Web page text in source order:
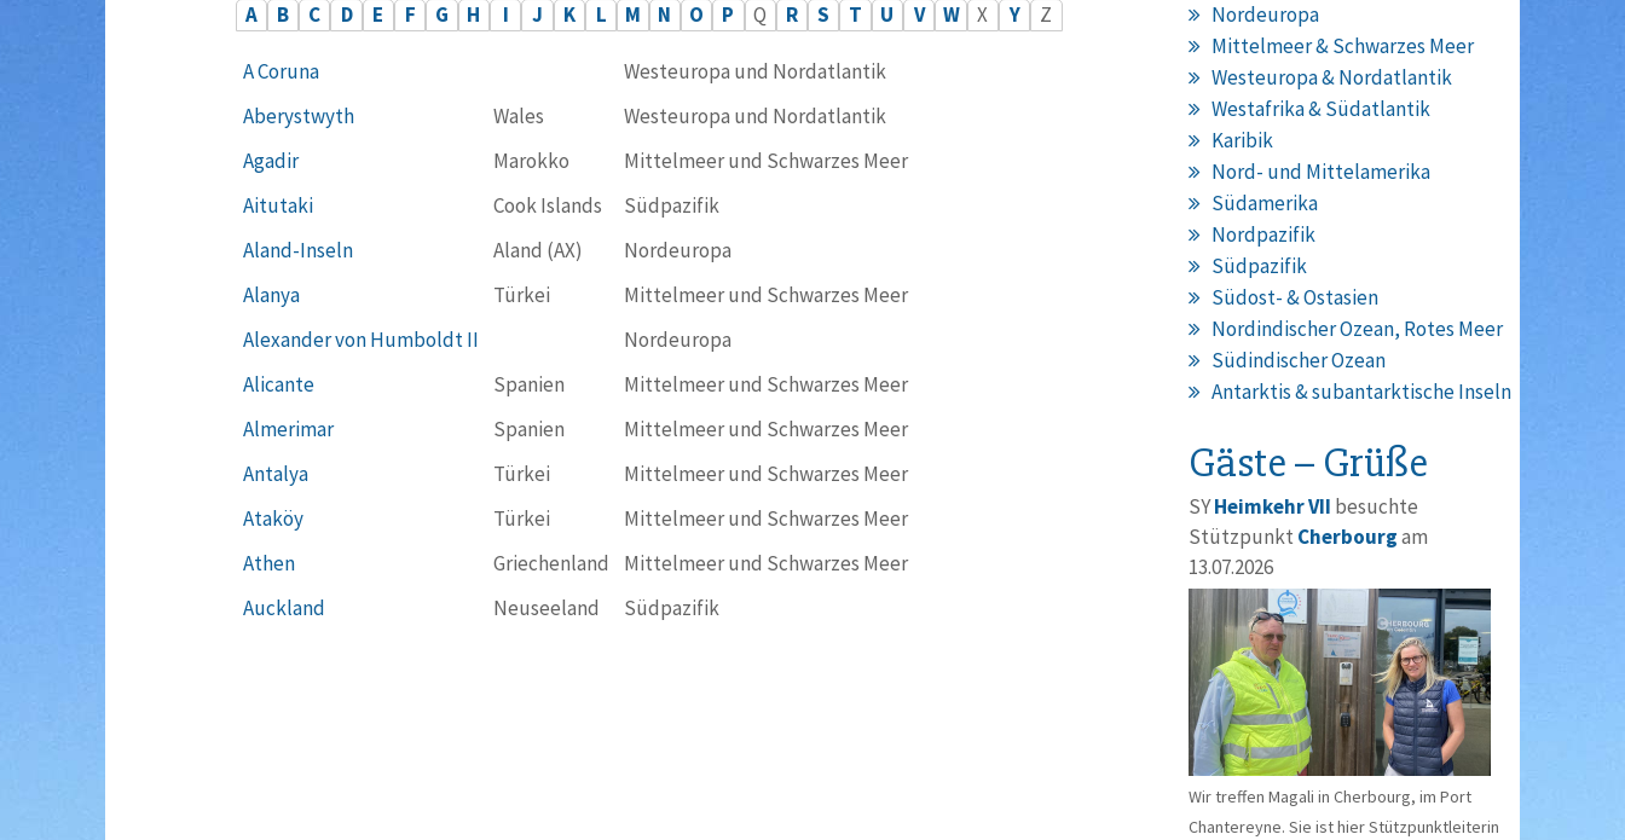
A B C D E F G H I J K L M N O P Q R S T U V W X Y Z
A Coruna
Westeuropa und Nordatlantik
Aberystwyth
Wales
Westeuropa und Nordatlantik
Agadir
Marokko
Mittelmeer und Schwarzes Meer
Aitutaki
Cook Islands
Südpazifik
Aland-Inseln
Aland (AX)
Nordeuropa
Alanya
Türkei
Mittelmeer und Schwarzes Meer
Alexander von Humboldt II
Nordeuropa
Alicante
Spanien
Mittelmeer und Schwarzes Meer
Almerimar
Spanien
Mittelmeer und Schwarzes Meer
Antalya
Türkei
Mittelmeer und Schwarzes Meer
Ataköy
Türkei
Mittelmeer und Schwarzes Meer
Athen
Griechenland
Mittelmeer und Schwarzes Meer
Auckland
Neuseeland Südpazifik
Nordeuropa
Mittelmeer & Schwarzes Meer
Westeuropa & Nordatlantik
Westafrika & Südatlantik
Karibik
Nord- und Mittelamerika
Südamerika
Nordpazifik
Südpazifik
Südost- & Ostasien
Nordindischer Ozean, Rotes Meer
Südindischer Ozean
Antarktis & subantarktische Inseln
Gäste – Grüße
SYHeimkehr VII besuchte
Stützpunkt Cherbourgam
13.07.2026
Wir treffen Magali in Cherbourg, im Port
Chantereyne. Sie ist hier Stützpunktleiterin